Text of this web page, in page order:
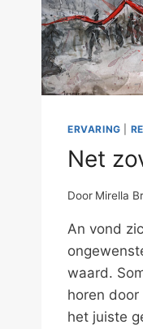
ERVARING
Net
Door Mirella
An vond
waard.
horen
het juiste